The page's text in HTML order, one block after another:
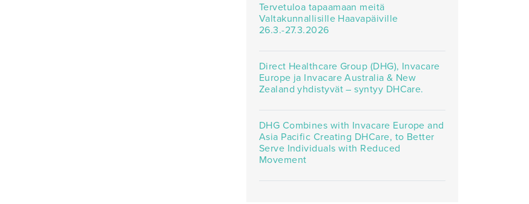
Tervetuloa tapaamaan meitä
Valtakunnallisille Haavapäiville
26.3.-27.3.2026
Direct Healthcare Group (DHG), Invacare
Europe ja Invacare Australia & New
Zealand yhdistyvät – syntyy DHCare.
DHG Combines with Invacare Europe and
Asia Pacific Creating DHCare, to Better
Serve Individuals with Reduced
Movement